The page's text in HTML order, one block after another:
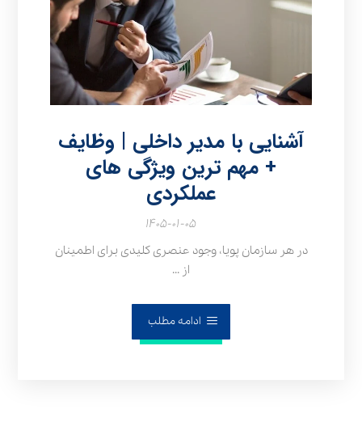
آشنایی با مدیر داخلی | وظایف
+ مهم ترین ویژگی های
عملکردی
۱۴۰۵-۰۱-۰۵
در هر سازمان پویا، وجود عنصری کلیدی برای اطمینان
از ...
ادامه مطلب